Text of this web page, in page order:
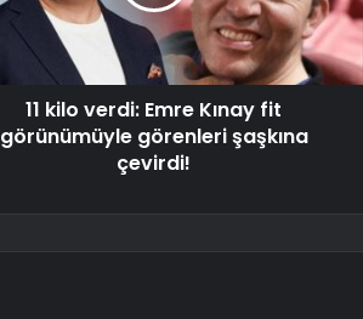
11 kilo verdi: Emre Kınay fit
görünümüyle görenleri şaşkına
çevirdi!